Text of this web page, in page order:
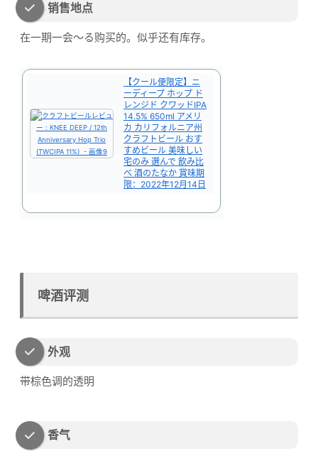
销售地点
在一期一会～る购买的。似乎还有库存。
【クール便限定】ニ
ーディープ ホップ ド
レンジド クワッドIPA
14.5% 650ml アメリ
カ カリフォルニア州
クラフトビール おす
すめビール 美味しい
宅のみ 選んで 飲み比
べ 酒のたなか 賞味期
限：2022年12月14日
啤酒评测
外观
带棕色调的透明
香气